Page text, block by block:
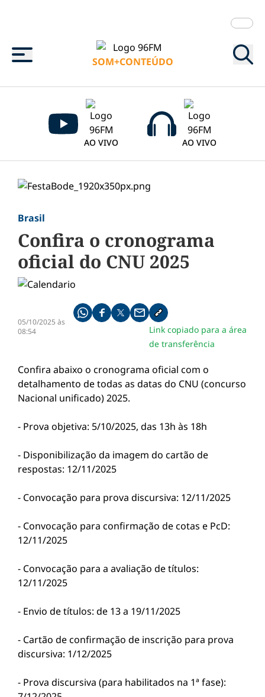
Menu
SOM+CONTEÚDO
AO VIVO AO VIVO
Brasil
Confira o cronograma
oficial do CNU 2025
05/10/2025 às
08:54
Compartilhe pelo whatsapp
Compartilhar no facebook
Compartilhar no twitter
Compartilhe pelo email
Copiar link da notícia
Link copiado para a área
de transferência
Confira abaixo o cronograma oficial com o
detalhamento de todas as datas do CNU (concurso
Nacional unificado) 2025.
- Prova objetiva: 5/10/2025, das 13h às 18h
- Disponibilização da imagem do cartão de
respostas: 12/11/2025
- Convocação para prova discursiva: 12/11/2025
- Convocação para confirmação de cotas e PcD:
12/11/2025
- Convocação para a avaliação de títulos:
12/11/2025
- Envio de títulos: de 13 a 19/11/2025
- Cartão de confirmação de inscrição para prova
discursiva: 1/12/2025
- Prova discursiva (para habilitados na 1ª fase):